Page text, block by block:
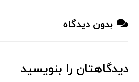
بدون دیدگاه
دیدگاهتان را بنویسید